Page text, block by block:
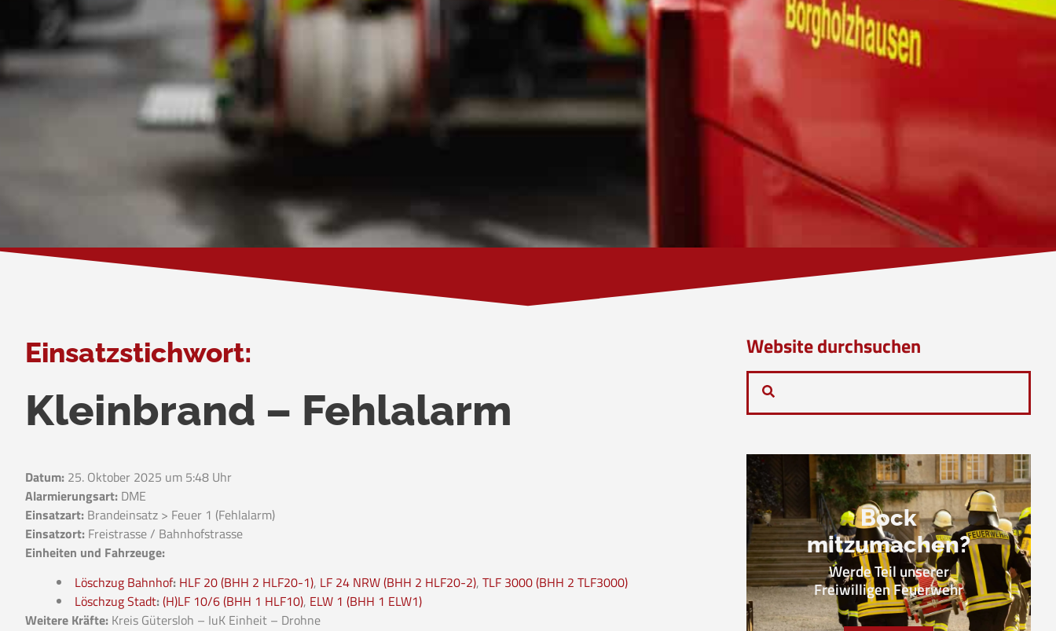
Einsatzstichwort:
Kleinbrand – Fehlalarm
Datum: 25. Oktober 2025 um 5:48 Uhr
Alarmierungsart: DME
Einsatzart: Brandeinsatz > Feuer 1 (Fehlalarm)
Einsatzort: Freistrasse / Bahnhofstrasse
Einheiten und Fahrzeuge:
Löschzug Bahnhof: HLF 20 (BHH 2 HLF20-1), LF 24 NRW (BHH 2 HLF20-2), TLF 3000 (BHH 2 TLF3000)
Löschzug Stadt:(H)LF 10/6 (BHH 1 HLF10), ELW 1 (BHH 1 ELW1)
Weitere Kräfte: Kreis Gütersloh – IuK Einheit – Drohne
Website durchsuchen
Bock
mitzumachen?
Werde Teil unserer
Freiwilligen Feuerwehr